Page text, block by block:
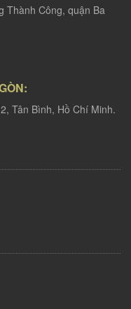
Thành Công, quận Ba
Tân Bình, Hồ Chí Minh.